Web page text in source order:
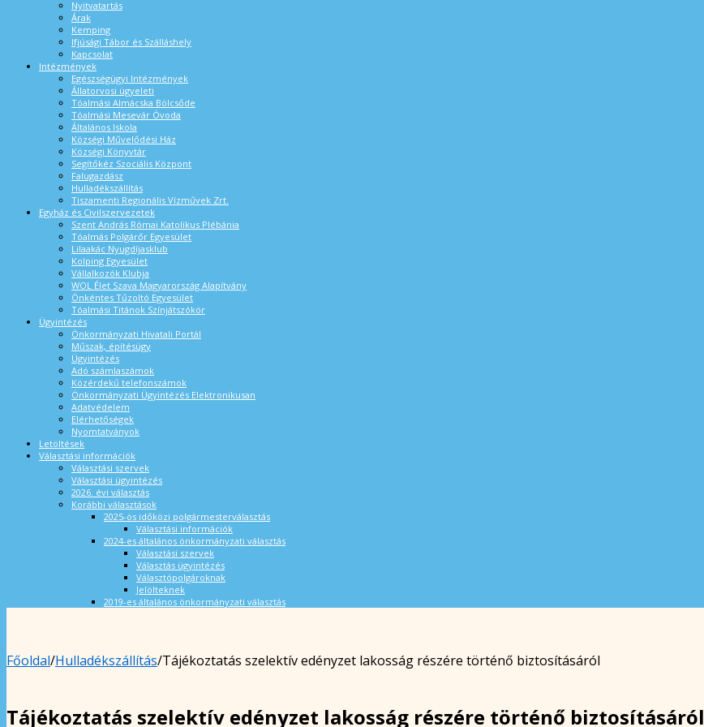
Nyitvatartás
Árak
Kemping
Ifjúsági Tábor és Szálláshely
Kapcsolat
Intézmények
Egészségügyi Intézmények
Állatorvosi ügyeleti
Tóalmási Almácska Bölcsőde
Tóalmási Mesevár Óvoda
Általános Iskola
Községi Művelődési Ház
Községi Könyvtár
Segítőkéz Szociális Központ
Falugazdász
Hulladékszállítás
Tiszamenti Regionális Vízművek Zrt.
Egyház és Civilszervezetek
Szent András Római Katolikus Plébánia
Tóalmás Polgárőr Egyesület
Lilaakác Nyugdíjasklub
Kolping Egyesület
Vállalkozók Klubja
WOL Élet Szava Magyarország Alapítvány
Önkéntes Tűzoltó Egyesület
Tóalmási Titánok Színjátszókör
Ügyintézés
Önkormányzati Hivatali Portál
Műszak, építésügy
Ügyintézés
Adó számlaszámok
Közérdekű telefonszámok
Önkormányzati Ügyintézés Elektronikusan
Adatvédelem
Elérhetőségek
Nyomtatványok
Letöltések
Választási információk
Választási szervek
Választási ügyintézés
2026. évi választás
Korábbi választások
2025-ös időközi polgármesterválasztás
Választási információk
2024-es általános önkormányzati választás
Választási szervek
Választás ügyintézés
Választópolgároknak
Jelölteknek
2019-es általános önkormányzati választás
Főoldal/Hulladékszállítás/Tájékoztatás szelektív edényzet lakosság részére történő biztosításáról
Tájékoztatás szelektív edényzet lakosság részére történő biztosításáról